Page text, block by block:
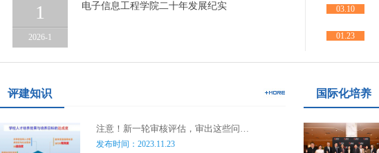
1
2026-1
电子信息工程学院二十年发展纪实 03.10
01.23
评建知识
注意！新一轮审核评估，审出这些问…
发布时间：2023.11.23
国际化培养